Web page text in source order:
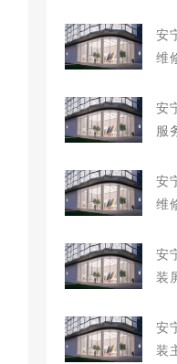
安
维
安
服
安
维
安
装
安
装